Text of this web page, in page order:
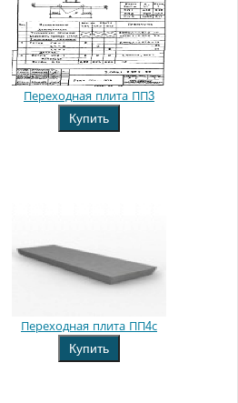
Переходная плита ПП3
Купить
Переходная плита ПП4с
Купить